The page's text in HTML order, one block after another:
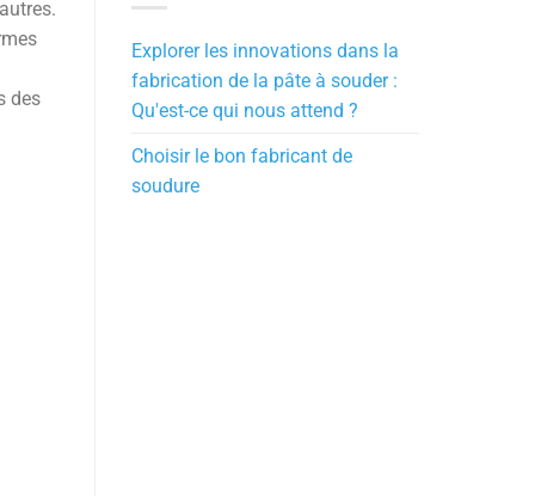
des
Explorer les innovations dans la
fabrication de la pâte à souder :
Qu'est-ce qui nous attend ?
Choisir le bon fabricant de
soudure